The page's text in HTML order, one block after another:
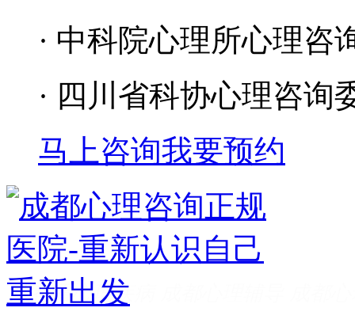
· 中科院心理所心理咨
· 四川省科协心理咨询
马上咨询我要预约
成都看心理疾病